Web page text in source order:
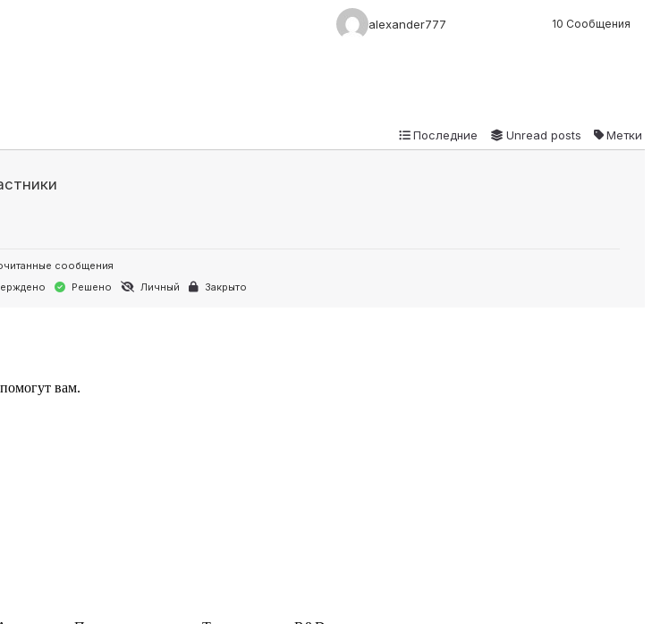
alexander777 10 Сообщения
Последние Unread posts Метки
сообщения
Решено Личный Закрыто
вам.